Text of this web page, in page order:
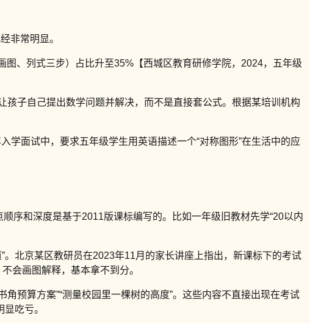
非常明显。
、列式三步）占比升至35%【西城区教育研修学院，2024，五年级
子自己提出数学问题并解决，而不是直接套公式。根据某培训机构
学面试中，要求五年级学生用英语描述一个“对称图形”在生活中的应
序和深度是基于2011版课标编写的。比如一年级旧教材先学“20以内
。北京某区教研员在2023年11月的家长讲座上指出，新课标下的考试
会画图解释，基本拿不到分。
预算方案”“测量校园里一棵树的高度”。这些内容不直接出现在考试
吃亏。